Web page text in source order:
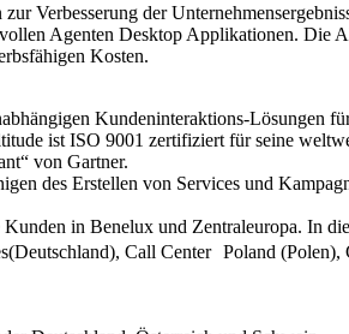
Verbesserung der
Agenten Desktop Applikationen. Die
Kosten.
Kundeninteraktions-Lösungen
ist ISO 9001 zertifiziert für seine
von Gartner.
des Erstellen von Services und
in Benelux und Zentraleuropa. In
Call Center Poland